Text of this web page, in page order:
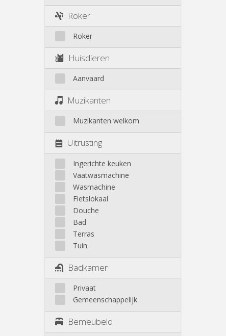
Roker
Roker
Huisdieren
Aanvaard
Muzikanten
Muzikanten welkom
Uitrusting
Ingerichte keuken
Vaatwasmachine
Wasmachine
Fietslokaal
Douche
Bad
Terras
Tuin
Badkamer
Privaat
Gemeenschappelijk
Bemeubeld